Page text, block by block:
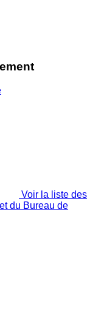
Voir la liste des
du Bureau de